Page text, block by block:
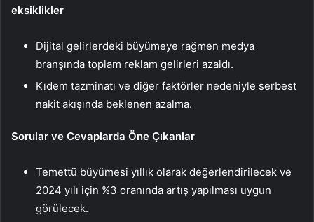
eksiklikler
Dijital gelirlerdeki büyümeye rağmen medya
branşında toplam reklam gelirleri azaldı.
Kıdem tazminatı ve diğer faktörler nedeniyle serbest
nakit akışında beklenen azalma.
Sorular ve Cevaplarda Öne Çıkanlar
Temettü büyümesi yıllık olarak değerlendirilecek ve
2024 yılı için %3 oranında artış yapılması uygun
görülecek.